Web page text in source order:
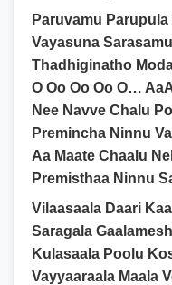
Paruvamu
Vayasuna
Thadhiginatho
O Oo Oo Oo O…
Nee Navve Chalu
Premincha Ninnu
Aa Maate Chaalu
Premisthaa Ninnu
Vilaasaala Daari
Saragala
Kulasaala Poolu
Vayyaaraala Maala